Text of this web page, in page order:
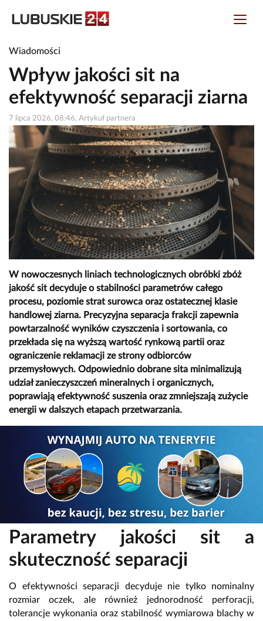
Wiadomości
Wpływ jakości sit na
efektywność separacji ziarna
7 lipca 2026, 08:46, Artykuł partnera
W nowoczesnych liniach technologicznych obróbki zbóż
jakość sit decyduje o stabilności parametrów całego
procesu, poziomie strat surowca oraz ostatecznej klasie
handlowej ziarna. Precyzyjna separacja frakcji zapewnia
powtarzalność wyników czyszczenia i sortowania, co
przekłada się na wyższą wartość rynkową partii oraz
ograniczenie reklamacji ze strony odbiorców
przemysłowych. Odpowiednio dobrane sita minimalizują
udział zanieczyszczeń mineralnych i organicznych,
poprawiają efektywność suszenia oraz zmniejszają zużycie
energii w dalszych etapach przetwarzania.
Parametry jakości sit a
skuteczność separacji
O efektywności separacji decyduje nie tylko nominalny
rozmiar oczek, ale również jednorodność perforacji,
tolerancje wykonania oraz stabilność wymiarowa blachy w